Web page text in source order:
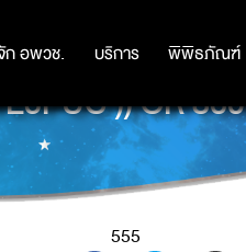
ก อพวช. บริการ พิพิธภัณฑ์
ก อพวช. บริการ พิพิธภัณฑ์
OR
555